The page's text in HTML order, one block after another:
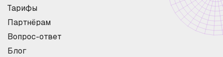
Тарифы
Партнёрам
Вопрос-ответ
Блог